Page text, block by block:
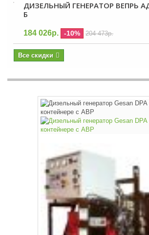
ДИЗЕЛЬНЫЙ ГЕНЕРАТОР ВЕПРЬ
Б
184 026р. -10% 204 473р.
Все скидки